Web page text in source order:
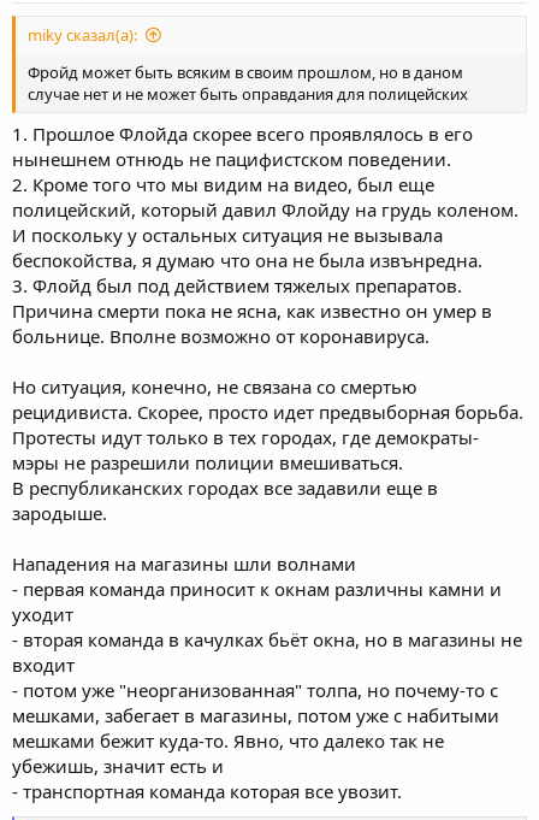
miky сказал(а):
Фройд может быть всяким в своим прошлом, но в даном
случае нет и не может быть оправдания для полицейских
1. Прошлое Флойда скорее всего проявлялось в его
нынешнем отнюдь не пацифистском поведении.
2. Кроме того что мы видим на видео, был еще
полицейский, который давил Флойду на грудь коленом.
И поскольку у остальных ситуация не вызывала
беспокойства, я думаю что она не была извънредна.
3. Флойд был под действием тяжелых препаратов.
Причина смерти пока не ясна, как извеcтно он умер в
больнице. Вполне возможно от коронавируса.
Но ситуация, конечно, не связана со смертью
рецидивиста. Скорее, просто идет предвыборная борьба.
Протесты идут только в тех городах, где демократы-
мэры не разрешили полиции вмешиваться.
В республиканских городах все задавили еще в
зародыше.
Нападения на магазины шли волнами
- первая команда приносит к окнам различны камни и
уходит
- вторая команда в качулках бьёт окна, но в магазины не
входит
- потом уже "неорганизованная" толпа, но почему-то с
мешками, забегает в магазины, потом уже с набитыми
мешками бежит куда-то. Явно, что далеко так не
убежишь, значит есть и
- транспортная команда которая все увозит.